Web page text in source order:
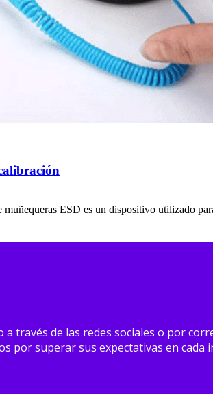
ESD es un dispositivo utilizado
través de las redes sociales o por
por superar sus expectativas en cada